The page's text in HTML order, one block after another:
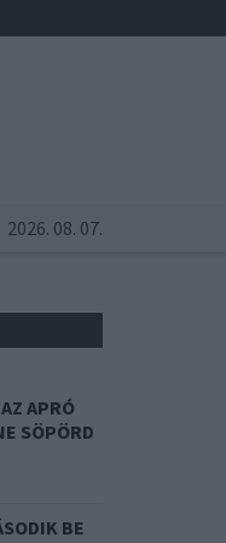
2026. 08. 07.
APRÓ
SÖPÖRD
BE